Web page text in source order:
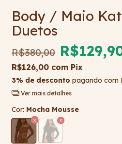
Body / Maio
Duetos
R$380,00
R$126,00 com Pix
3% de desconto pagando com
Ver mais detalhes
Cor: Mocha Mousse